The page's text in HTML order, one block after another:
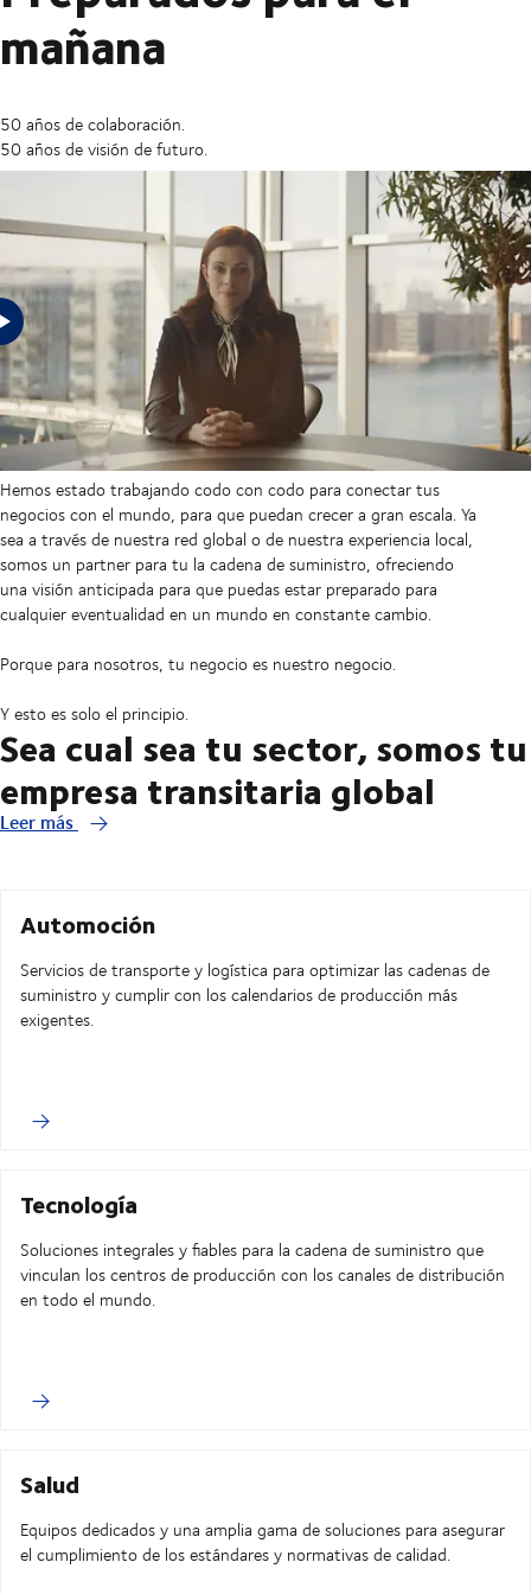
mañana
50 años de colaboración.
50 años de visión de futuro.
En un mundo incierto, las empresas necesitan cadenas de
suministro preparadas para cualquier eventualidad, y eso es lo
que hemos proporcionado a nuestros clientes durante más de
medio siglo. Sin importar tu sector. Sin importar tu tamaño.
Hemos estado trabajando codo con codo para conectar tus
negocios con el mundo, para que puedan crecer a gran escala. Ya
sea a través de nuestra red global o de nuestra experiencia local,
somos un partner para tu la cadena de suministro, ofreciendo
una visión anticipada para que puedas estar preparado para
cualquier eventualidad en un mundo en constante cambio.
Porque para nosotros, tu negocio es nuestro negocio.
Y esto es solo el principio.
Sea cual sea tu sector, somos tu
empresa transitaria global
Leer más
Automoción
Servicios de transporte y logística para optimizar las cadenas de
suministro y cumplir con los calendarios de producción más
exigentes.
Tecnología
Soluciones integrales y fiables para la cadena de suministro que
vinculan los centros de producción con los canales de distribución
en todo el mundo.
Salud
Equipos dedicados y una amplia gama de soluciones para asegurar
el cumplimiento de los estándares y normativas de calidad.